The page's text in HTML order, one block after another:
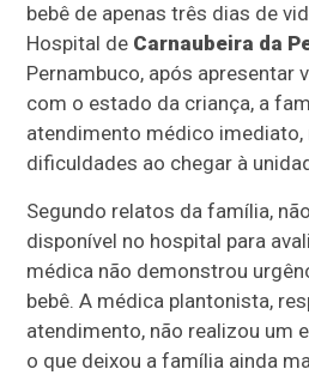
bebê de apenas três dias de
Hospital de Carnaubeira da
Pernambuco, após apresentar
com o estado da criança, a
atendimento médico
dificuldades ao chegar à
Segundo relatos da família,
disponível no hospital para
médica não demonstrou
bebê. A médica plantonista,
atendimento, não realizou um
o que deixou a família ainda